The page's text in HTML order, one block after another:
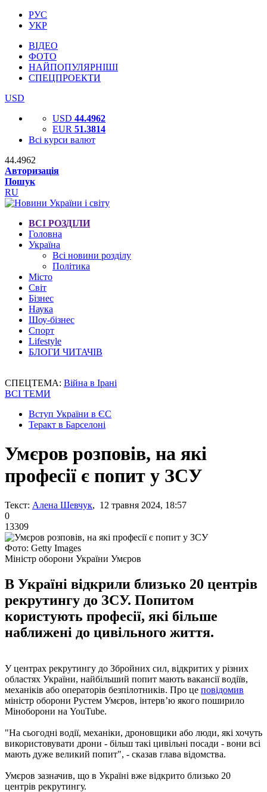
РУС
УКР
ВІДЕО
ФОТО
НАЙПОПУЛЯРНІШІ
СПЕЦПРОЕКТИ
USD
USD 44.4962
EUR 51.3814
Всі курси валют
44.4962
Авторизація
Пошук
RU
ВСІ РОЗДІЛИ
Головна
Україна
Всі новини розділу
Політика
Місто
Світ
Бізнес
Наука
Шоу-бізнес
Спорт
Lifestyle
БЛОГИ ЧИТАЧІВ
СПЕЦТЕМА: Війна в Ірані
ВСІ ТЕМИ
Вступ України в ЄС
Теракт в Барселоні
Умєров розповів, на які
професії є попит у ЗСУ
Текст: Алена Шевчук, 12 травня 2024, 18:57
0
13309
Фото: Getty Images
Міністр оборони України Умєров
В Україні відкрили близько 20 центрів
рекрутингу до ЗСУ. Попитом
користують професії, які більше
наближені до цивільного життя.
У центрах рекрутингу до Збройних сил, відкритих у різних
областях України, найбільший попит мають вакансії водіїв,
механіків або операторів безпілотників. Про це повідомив
міністр оборони Рустем Умєров, інтерв’ю якого поширило
Міноборони на YouTube.
"На сьогодні водії, механіки, дроновщики або люди, які хочуть
використовувати дрони - більш такі цивільні посади - вони всі
мають дуже великий попит", - сказав глава відомства.
Умєров зазначив, що в Україні вже відкрито близько 20
центрів рекрутингу.